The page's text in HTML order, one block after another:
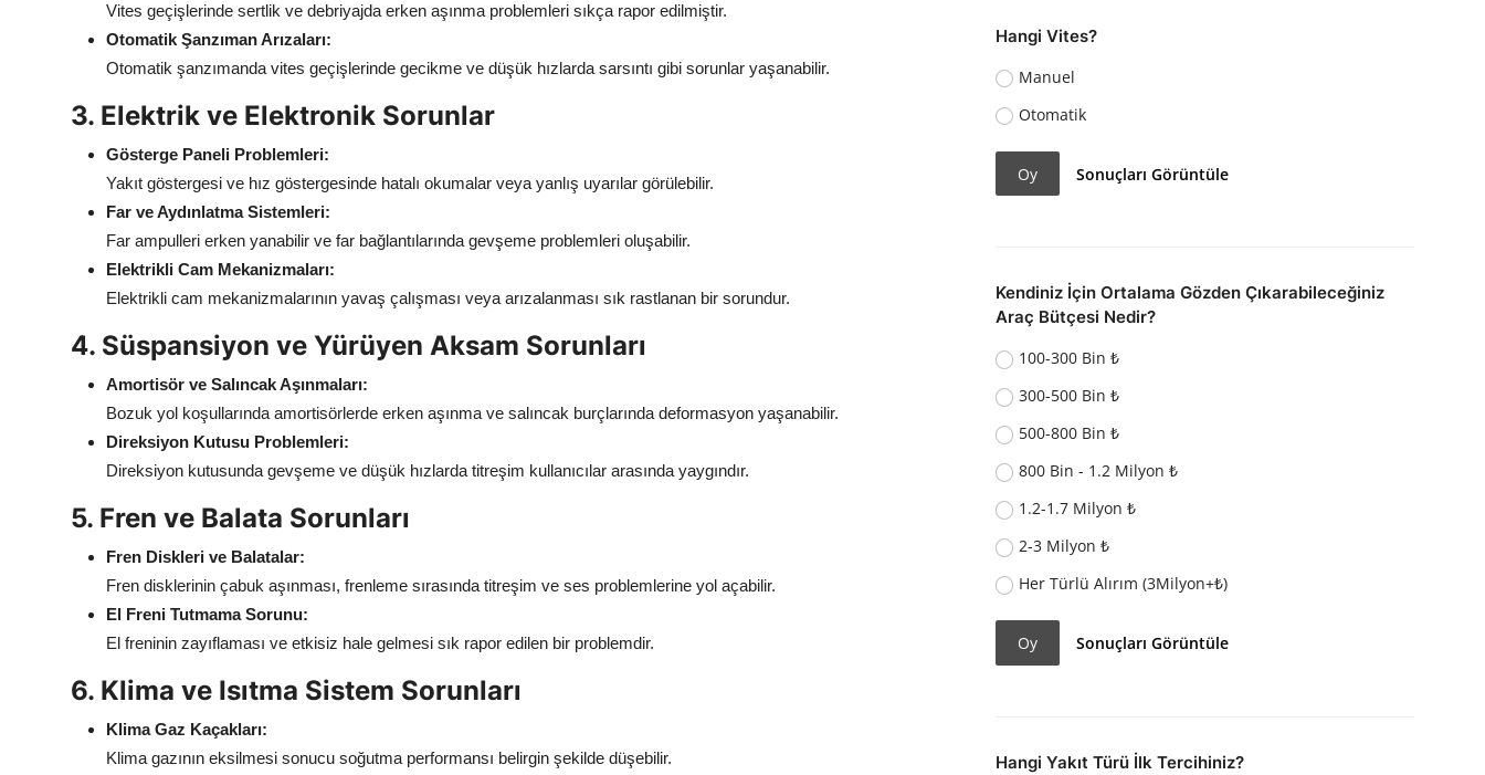
Vites geçişlerinde sertlik ve debriyajda erken aşınma problemleri sıkça rapor edilmiştir.
Otomatik Şanzıman Arızaları:
Otomatik şanzımanda vites geçişlerinde gecikme ve düşük hızlarda sarsıntı gibi sorunlar yaşanabilir.
3. Elektrik ve Elektronik Sorunlar
Gösterge Paneli Problemleri:
Yakıt göstergesi ve hız göstergesinde hatalı okumalar veya yanlış uyarılar görülebilir.
Far ve Aydınlatma Sistemleri:
Far ampulleri erken yanabilir ve far bağlantılarında gevşeme problemleri oluşabilir.
Elektrikli Cam Mekanizmaları:
Elektrikli cam mekanizmalarının yavaş çalışması veya arızalanması sık rastlanan bir sorundur.
4. Süspansiyon ve Yürüyen Aksam Sorunları
Amortisör ve Salıncak Aşınmaları:
Bozuk yol koşullarında amortisörlerde erken aşınma ve salıncak burçlarında deformasyon yaşanabilir.
Direksiyon Kutusu Problemleri:
Direksiyon kutusunda gevşeme ve düşük hızlarda titreşim kullanıcılar arasında yaygındır.
5. Fren ve Balata Sorunları
Fren Diskleri ve Balatalar:
Fren disklerinin çabuk aşınması, frenleme sırasında titreşim ve ses problemlerine yol açabilir.
El Freni Tutmama Sorunu:
El freninin zayıflaması ve etkisiz hale gelmesi sık rapor edilen bir problemdir.
6. Klima ve Isıtma Sistem Sorunları
Klima Gaz Kaçakları:
Klima gazının eksilmesi sonucu soğutma performansı belirgin şekilde düşebilir.
Hangi Vites?
Manuel
Otomatik
Oy Sonuçları Görüntüle
Kendiniz İçin Ortalama Gözden Çıkarabileceğiniz
Araç Bütçesi Nedir?
100-300 Bin ₺
300-500 Bin ₺
500-800 Bin ₺
800 Bin - 1.2 Milyon ₺
1.2-1.7 Milyon ₺
2-3 Milyon ₺
Her Türlü Alırım (3Milyon+₺)
Oy Sonuçları Görüntüle
Hangi Yakıt Türü İlk Tercihiniz?